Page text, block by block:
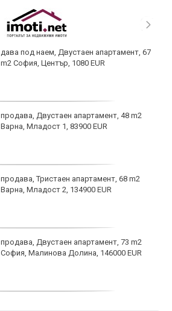
дава под наем, Двустаен апартамент, 67
m2 София, Център, 1080 EUR
продава, Двустаен апартамент, 48 m2
Варна, Младост 1, 83900 EUR
продава, Тристаен апартамент, 68 m2
Варна, Младост 2, 134900 EUR
продава, Двустаен апартамент, 73 m2
София, Малинова Долина, 146000 EUR